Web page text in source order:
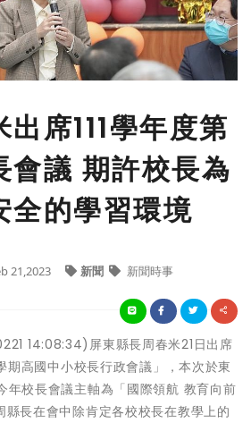
席111學年度第
會議 期許校長為
全的學習環境
21,2023 新聞 新聞時事
14:08:34)屏東縣長周春米21日出席
期高國中小校長行政會議」，本次於東
年校長會議主軸為「國際領航 教育向前
長在會中除肯定各校校長在教學上的